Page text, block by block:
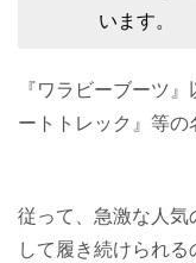
います。
『ワラビーブーツ
ートトレック』等の
従って、急激な人気
して履き続けられる